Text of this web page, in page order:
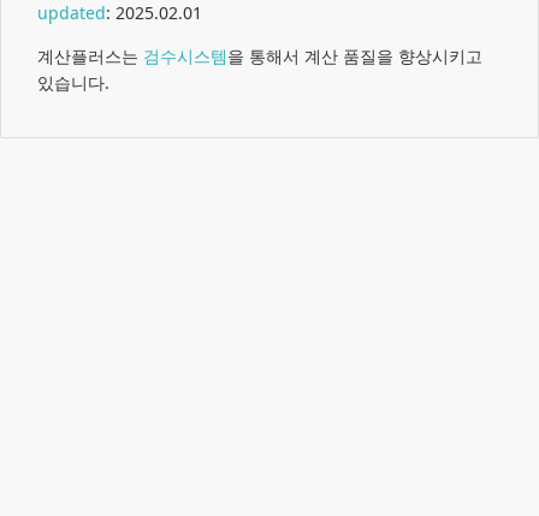
updated: 2025.02.01
계산플러스는 검수시스템을 통해서 계산 품질을 향상시키고
있습니다.